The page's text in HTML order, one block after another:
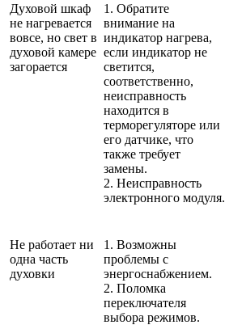
Духовой шкаф
не нагревается
вовсе, но свет в
духовой камере
загорается
1. Обратите
внимание на
индикатор нагрева,
если индикатор не
светится,
соответственно,
неисправность
находится в
терморегуляторе или
его датчике, что
также требует
замены.
2. Неисправность
электронного модуля.
Не работает ни
одна часть
духовки
1. Возможны
проблемы с
энергоснабжением.
2. Поломка
переключателя
выбора режимов.